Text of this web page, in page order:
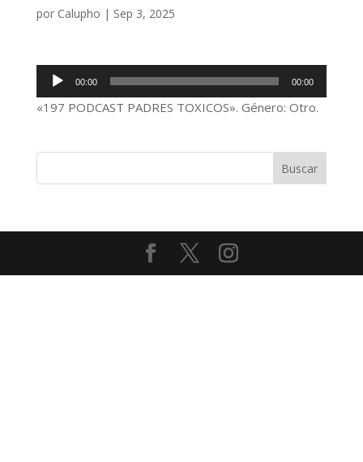
por Calupho | Sep 3, 2025
Reproductor
de
audio
00:00 00:00
«197 PODCAST PADRES TOXICOS». Género: Otro.